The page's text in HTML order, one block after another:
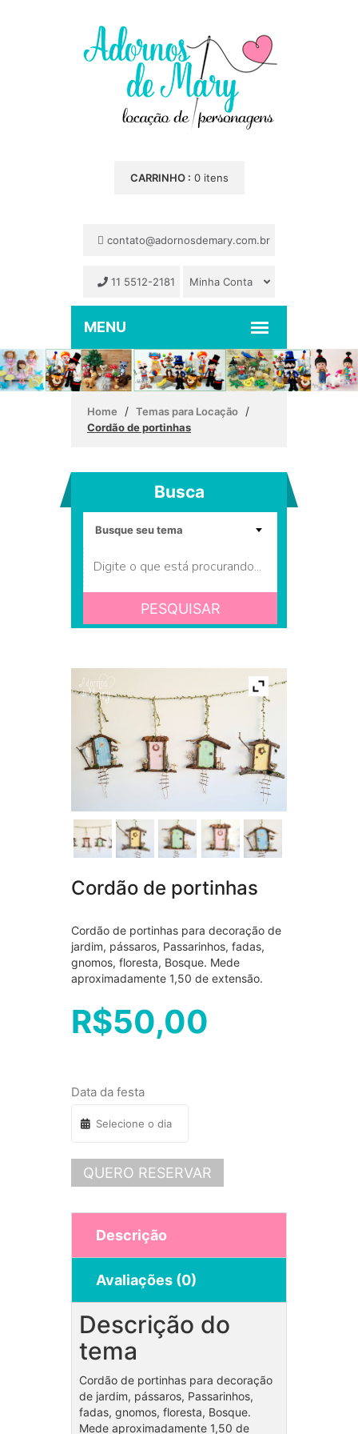
CARRINHO : 0 itens
contato@adornosdemary.com.br
11 5512-2181 Minha Conta
Home / Temas para Locação /
Cordão de portinhas
Busca
PESQUISAR
Cordão de portinhas
Cordão de portinhas para decoração de
jardim, pássaros, Passarinhos, fadas,
gnomos, floresta, Bosque. Mede
aproximadamente 1,50 de extensão.
R$50,00
Data da festa
QUERO RESERVAR
Descrição
Avaliações (0)
Descrição do
tema
Cordão de portinhas para decoração
de jardim, pássaros, Passarinhos,
fadas, gnomos, floresta, Bosque.
Mede aproximadamente 1,50 de